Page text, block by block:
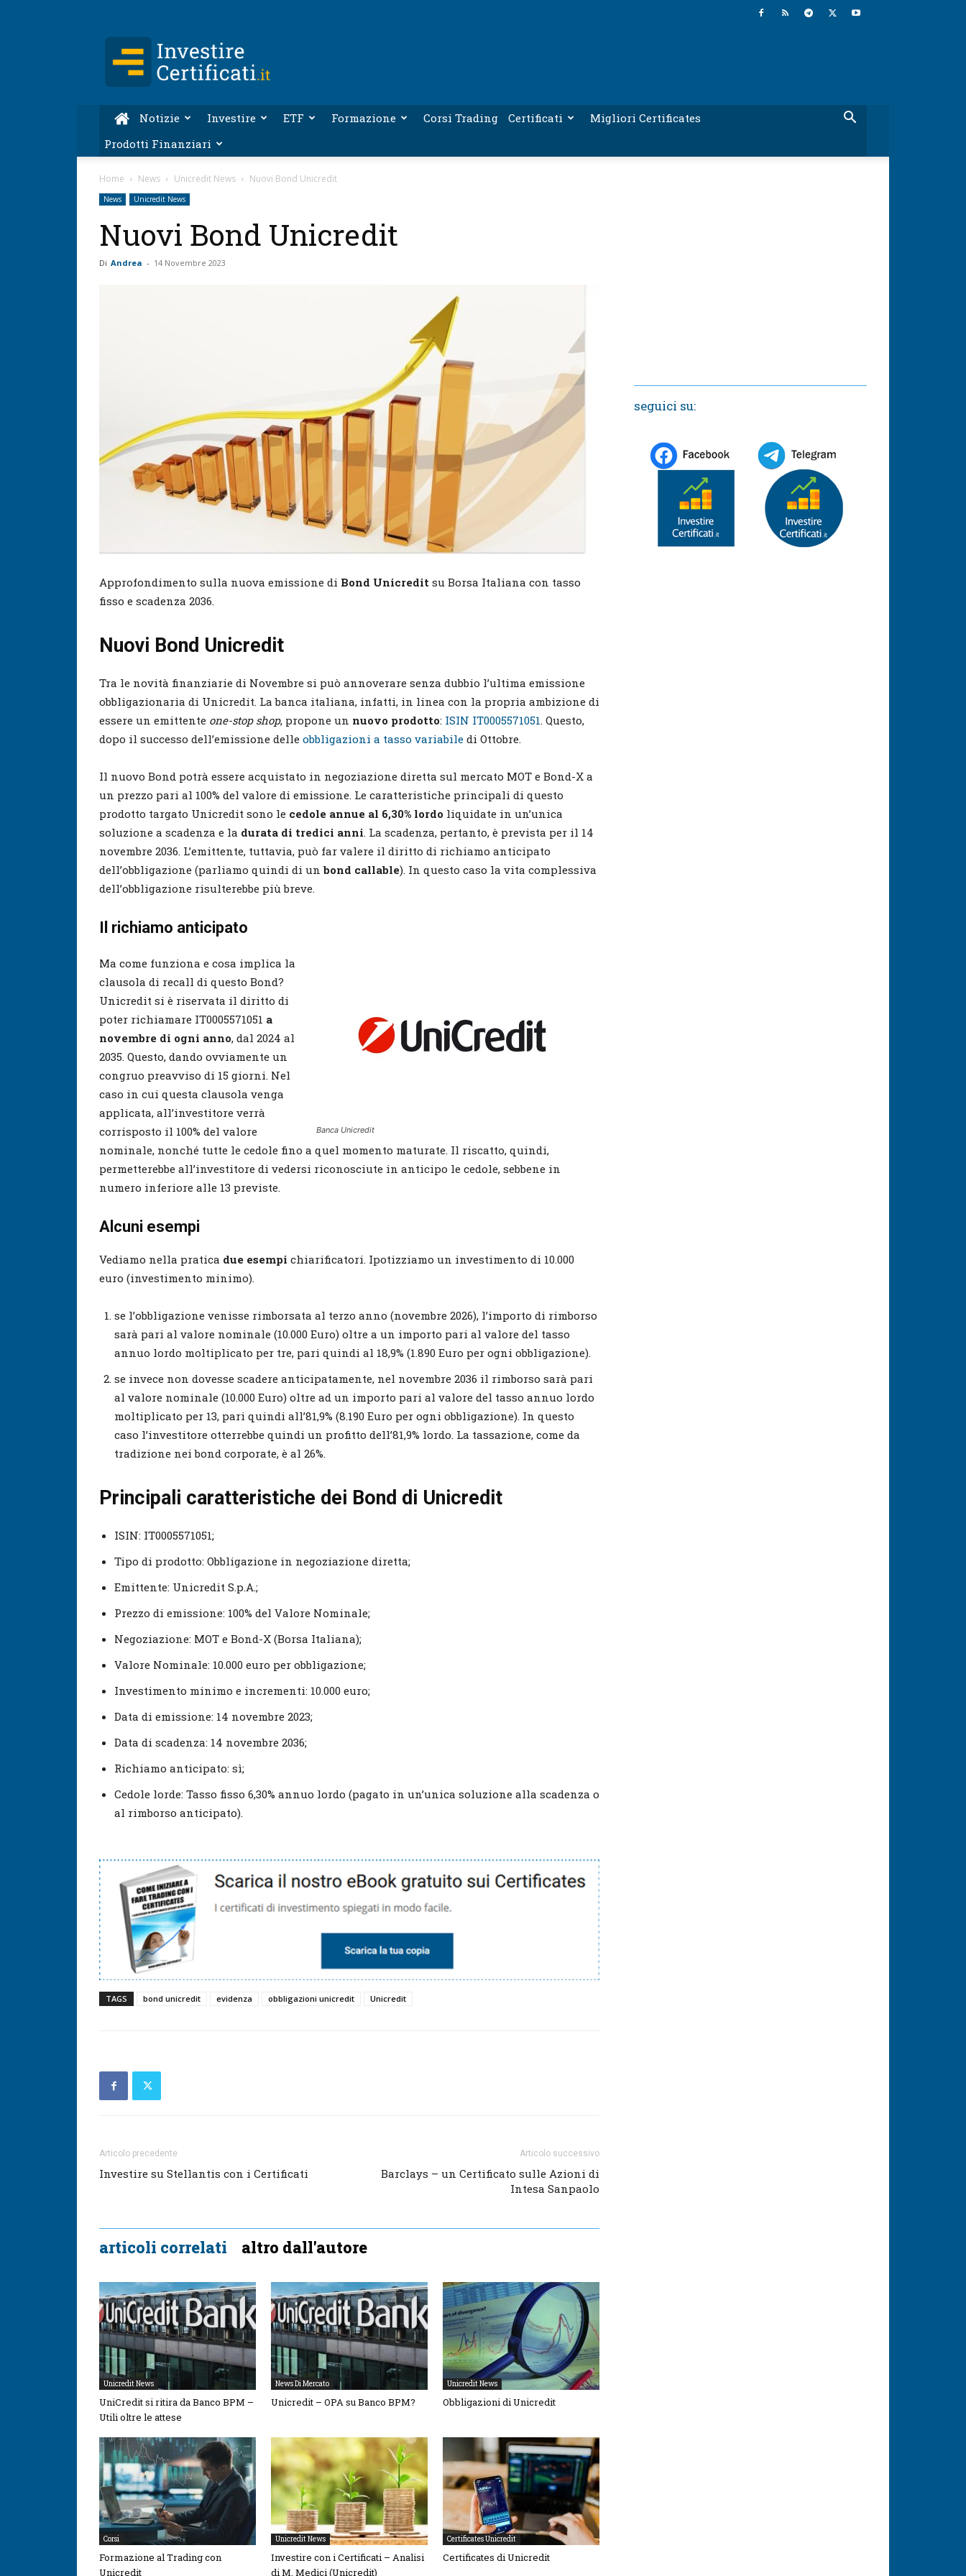
Certificati.it
Notizie Investire ETF Formazione Corsi Trading Certificati
Migliori Certificates
Prodotti Finanziari
Home News Unicredit News Nuovi Bond Unicredit
News Unicredit News
Nuovi Bond Unicredit
Di Andrea - 14 Novembre 2023
Approfondimento sulla nuova emissione di Bond Unicredit su Borsa Italiana con tasso
fisso e scadenza 2036.
Nuovi Bond Unicredit
Tra le novità finanziarie di Novembre si può annoverare senza dubbio l’ultima emissione
obbligazionaria di Unicredit. La banca italiana, infatti, in linea con la propria ambizione di
essere un emittente one-stop shop, propone un nuovo prodotto: ISIN IT0005571051. Questo,
dopo il successo dell’emissione delle obbligazioni a tasso variabile di Ottobre.
Il nuovo Bond potrà essere acquistato in negoziazione diretta sul mercato MOT e Bond-X a
un prezzo pari al 100% del valore di emissione. Le caratteristiche principali di questo
prodotto targato Unicredit sono le cedole annue al 6,30% lordo liquidate in un’unica
soluzione a scadenza e la durata di tredici anni. La scadenza, pertanto, è prevista per il 14
novembre 2036. L’emittente, tuttavia, può far valere il diritto di richiamo anticipato
dell’obbligazione (parliamo quindi di unbond callable). In questo caso la vita complessiva
dell’obbligazione risulterebbe più breve.
Il richiamo anticipato
Banca Unicredit
Ma come funziona e cosa implica la
clausola di recall di questo Bond?
Unicredit si è riservata il diritto di
poter richiamare IT0005571051 a
novembre di ogni anno, dal 2024 al
2035. Questo, dando ovviamente un
congruo preavviso di 15 giorni. Nel
caso in cui questa clausola venga
applicata, all’investitore verrà
corrisposto il 100% del valore
nominale, nonché tutte le cedole fino a quel momento maturate. Il riscatto, quindi,
permetterebbe all’investitore di vedersi riconosciute in anticipo le cedole, sebbene in
numero inferiore alle 13 previste.
Alcuni esempi
Vediamo nella pratica due esempi chiarificatori. Ipotizziamo un investimento di 10.000
euro (investimento minimo).
se l’obbligazione venisse rimborsata al terzo anno (novembre 2026), l’importo di rimborso
sarà pari al valore nominale (10.000 Euro) oltre a un importo pari al valore del tasso
annuo lordo moltiplicato per tre, pari quindi al 18,9% (1.890 Euro per ogni obbligazione).
se invece non dovesse scadere anticipatamente, nel novembre 2036 il rimborso sarà pari
al valore nominale (10.000 Euro) oltre ad un importo pari al valore del tasso annuo lordo
moltiplicato per 13, pari quindi all’81,9% (8.190 Euro per ogni obbligazione). In questo
caso l’investitore otterrebbe quindi un profitto dell’81,9% lordo. La tassazione, come da
tradizione nei bond corporate, è al 26%.
Principali caratteristiche dei Bond di Unicredit
ISIN: IT0005571051;
Tipo di prodotto: Obbligazione in negoziazione diretta;
Emittente: Unicredit S.p.A.;
Prezzo di emissione: 100% del Valore Nominale;
Negoziazione: MOT e Bond-X (Borsa Italiana);
Valore Nominale: 10.000 euro per obbligazione;
Investimento minimo e incrementi: 10.000 euro;
Data di emissione: 14 novembre 2023;
Data di scadenza: 14 novembre 2036;
Richiamo anticipato: sì;
Cedole lorde: Tasso fisso 6,30% annuo lordo (pagato in un’unica soluzione alla scadenza o
al rimborso anticipato).
TAGS bond unicredit evidenza obbligazioni unicredit Unicredit
Articolo precedente
Investire su Stellantis con i Certificati
Articolo successivo
Barclays – un Certificato sulle Azioni di
Intesa Sanpaolo
articoli correlati altro dall'autore
Unicredit News
UniCredit si ritira da Banco BPM –
Utili oltre le attese
News Di Mercato
Unicredit – OPA su Banco BPM?
Unicredit News
Obbligazioni di Unicredit
Corsi
Formazione al Trading con
Unicredit
Unicredit News
Investire con i Certificati – Analisi
di M. Medici (Unicredit)
Certificates Unicredit
Certificates di Unicredit
seguici su: